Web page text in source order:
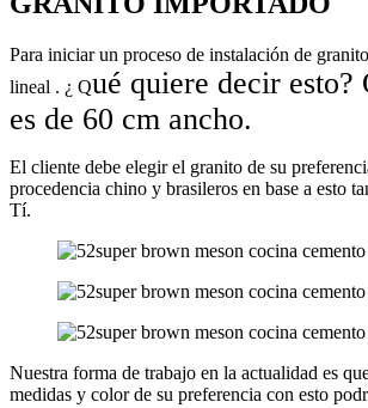
Para iniciar un proceso de instalación de
lineal . ¿ Qué quiere decir esto?
es de 60 cm ancho.
El cliente debe elegir el granito de su
procedencia chino y brasileros en base a esto
Tí.
Nuestra forma de trabajo en la actualidad es
medidas y color de su preferencia con esto